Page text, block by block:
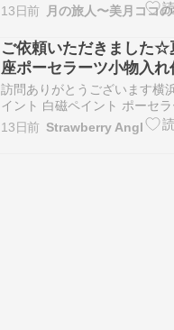
ですが、やっぱりユリが見た
が降ったあとで少し心配です
来ました！ こちらも動画をメ
最後にショート動画でご紹介
内は野…
13日前 月の旅人〜美月ココ
ご依頼いただきました☆
座ポーセラーツ小物入
がとうございます～
訪問ありがとうございます横
イント 白磁ペイント ポーセラ
教室を開催しております
千香です 一人一人の生徒様に
13日前 Strawberry Angl